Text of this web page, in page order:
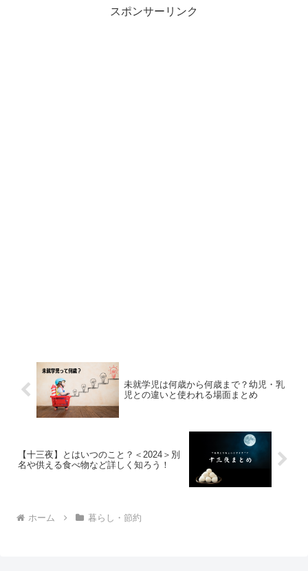
スポンサーリンク
未就学児は何歳から何歳まで？幼児・乳
児との違いと使われる場面まとめ
【十三夜】とはいつのこと？＜2024＞別
名や供える食べ物など詳しく知ろう！
ホーム 暮らし・節約